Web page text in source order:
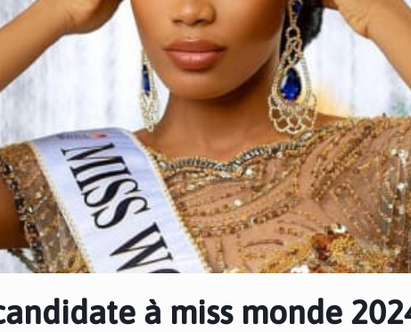
à miss monde